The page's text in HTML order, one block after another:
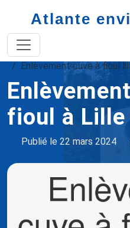
Atlante
Accueil
Enlèvement cuve à fioul
fioul à Lille
Publié le 22 mars 2024